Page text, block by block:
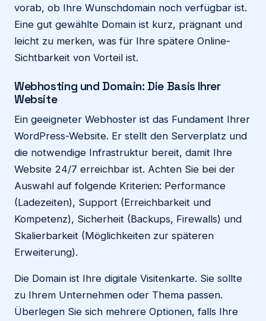
vorab, ob Ihre Wunschdomain noch verfügbar ist.
Eine gut gewählte Domain ist kurz, prägnant und
leicht zu merken, was für Ihre spätere Online-
Sichtbarkeit von Vorteil ist.
Webhosting und Domain: Die Basis Ihrer
Website
Ein geeigneter Webhoster ist das Fundament Ihrer
WordPress-Website. Er stellt den Serverplatz und
die notwendige Infrastruktur bereit, damit Ihre
Website 24/7 erreichbar ist. Achten Sie bei der
Auswahl auf folgende Kriterien: Performance
(Ladezeiten), Support (Erreichbarkeit und
Kompetenz), Sicherheit (Backups, Firewalls) und
Skalierbarkeit (Möglichkeiten zur späteren
Erweiterung).
Die Domain ist Ihre digitale Visitenkarte. Sie sollte
zu Ihrem Unternehmen oder Thema passen.
Überlegen Sie sich mehrere Optionen, falls Ihre